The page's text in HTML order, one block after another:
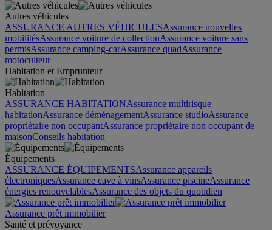
Autres véhicules
ASSURANCE AUTRES VÉHICULESAssurance nouvelles
mobilitésAssurance voiture de collectionAssurance voiture sans
permisAssurance camping-carAssurance quadAssurance
motoculteur
Habitation et Emprunteur
Habitation
ASSURANCE HABITATIONAssurance multirisque
habitationAssurance déménagementAssurance studioAssurance
propriétaire non occupantAssurance propriétaire non occupant de
maisonConseils habitation
Équipements
ASSURANCE ÉQUIPEMENTSAssurance appareils
électroniquesAssurance cave à vinsAssurance piscineAssurance
énergies renouvelablesAssurance des objets du quotidien
Assurance prêt immobilier
Santé et prévoyance